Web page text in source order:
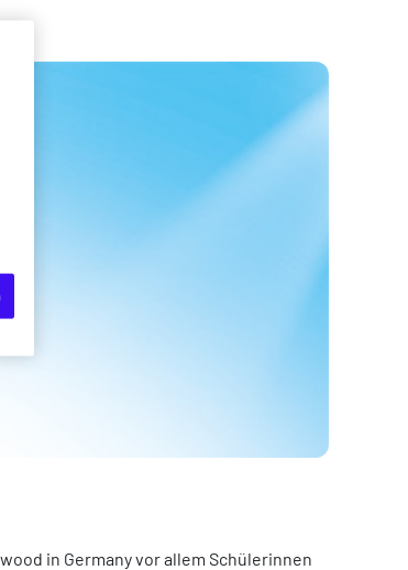
in Germany vor allem Schülerinnen